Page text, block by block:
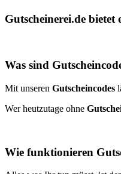
Gutscheinerei.de bietet
Was sind
Mit unseren Gutscheincodes
Wer heutzutage ohne
Wie funktionieren